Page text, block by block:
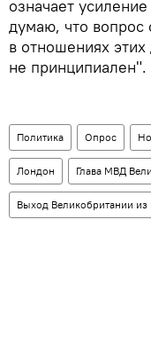
означает
думаю, что вопрос
в отношениях
не принципиален".
Политика Опрос
Лондон Глава МВД
Выход Великобритании из